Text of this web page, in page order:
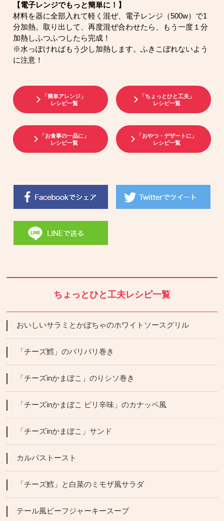
【電子レンジでもっと簡単に！】
材料を器に全部入れて軽く混ぜ、電子レンジ（500w）で1
分加熱。取り出して、再度混ぜ合わせたら、もう一度１分
加熱しふつふつしたら完成！
※水っぽければもう少し加熱します。ふきこぼれないよう
に注意！
「簡単アレンジ」
レシピ一覧
「ちょっとひと工夫」
レシピ一覧
「お食事の一品に」
レシピ一覧
「おやつ・デザートに」
レシピ一覧
ちょっとひと工夫レシピ一覧
おいしいサラミとかぼちゃのホワイトソースグリル
「チーズ鱈」のパリパリ巻き
「チーズinかまぼこ」のりシソ巻き
「チーズinかまぼこ ピリ辛味」のカナッペ風
「チーズinかまぼこ」サンド
カルパストースト
「チーズ鱈」と白菜のミモザ風サラダ
テール風ビーフジャーキースープ